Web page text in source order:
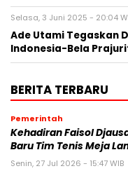
Selasa, 3 Juni 2025 - 20:04
Ade Utami Tegaskan
Indonesia-Bela
BERITA TERBARU
Pemerintah
Kehadiran Faisol
Baru Tim Tenis Meja
Senin, 27 Jul 2026 - 15:47 WIB